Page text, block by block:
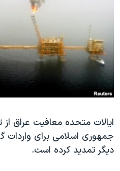
حقوق شهروندی
اقتصادی
علم و فناوری
اسرائیل در جنگ
آرشیو پخش زنده
انتخابات ریاست جمهوری آمریکا ۲۰۲۴
حمله جمهوری اسلامی به اسرائیل
رمز مهسا
ورزش زنان در ایران
مجموعه مستندهای دادخواهی
تریبونال مردمی آبان ۹۸
دادگاه حمید نوری
زبانهای مختلف
ایالات متحده معافیت عراق از
دیگر تمدید کرده‌ است.